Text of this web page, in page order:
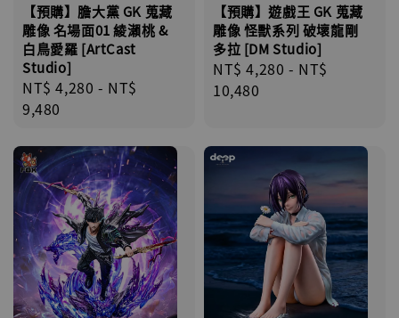
【預購】膽大黨 GK 蒐藏
雕像 名場面01 綾瀨桃 &
白鳥愛羅 [ArtCast
Studio]
Regular
price
NT$ 4,280 - NT$
9,480
【預購】遊戲王 GK 蒐藏
雕像 怪獸系列 破壞龍剛
多拉 [DM Studio]
Regular
price
NT$ 4,280 - NT$
10,480